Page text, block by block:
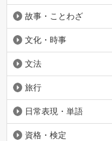
故事・ことわざ
文化・時事
文法
旅行
日常表現・単語
資格・検定